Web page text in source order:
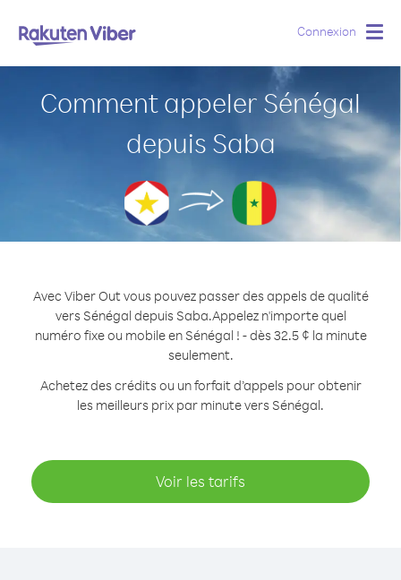
Connexion
Comment appeler Sénégal
depuis Saba
Avec Viber Out vous pouvez passer des appels de qualité
vers Sénégal depuis Saba.Appelez n'importe quel
numéro fixe ou mobile en Sénégal ! - dès 32.5 ¢ la minute
seulement.
Achetez des crédits ou un forfait d’appels pour obtenir
les meilleurs prix par minute vers Sénégal.
Voir les tarifs